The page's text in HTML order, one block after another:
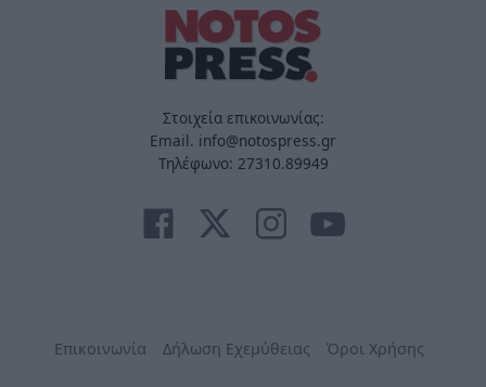
Στοιχεία επικοινωνίας:
Email. info@notospress.gr
Τηλέφωνο: 27310.89949
Επικοινωνία Δήλωση Εχεμύθειας Όροι Χρήσης